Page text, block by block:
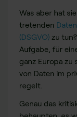
Was aber hat
tretenden
(DSGVO) zu
Aufgabe, für
ganz Europa zu
von Daten im
regelt.
Genau das